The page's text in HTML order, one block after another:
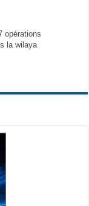
opérations
la wilaya